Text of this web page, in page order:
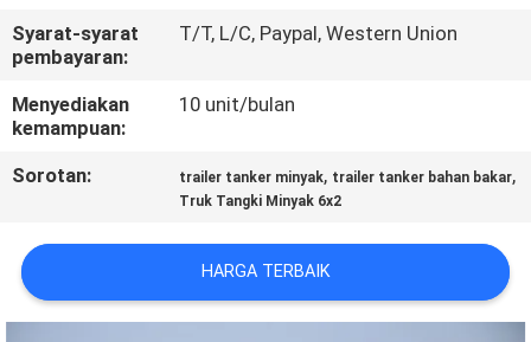
BERITA
PERMINTAAN
PENAWARAN
SITEMAP
KEBIJAKAN
Syarat-syarat
pembayaran:
T/T, L/C, Paypal, Western Union
Menyediakan
kemampuan:
10 unit/bulan
Sorotan: trailer tanker minyak, trailer tanker bahan bakar,
Truk Tangki Minyak 6x2
HARGA TERBAIK